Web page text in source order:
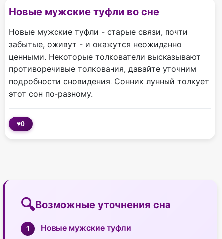
Новые мужские туфли во сне
Новые мужские туфли - старые связи, почти
забытые, оживут - и окажутся неожиданно
ценными. Некоторые толкователи высказывают
противоречивые толкования, давайте уточним
подробности сновидения. Сонник лунный толкует
этот сон по-разному.
♥0
Возможные уточнения сна
Новые мужские туфли